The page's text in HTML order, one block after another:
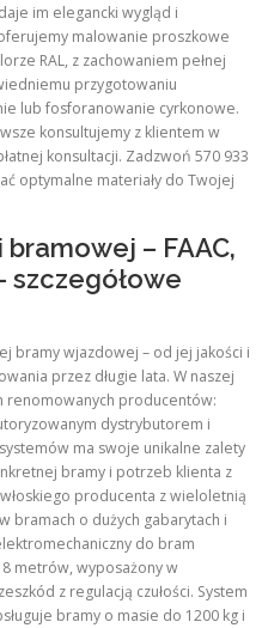
im elegancki wygląd i
malowanie proszkowe
RAL, z zachowaniem pełnej
przygotowaniu
lub fosforanowanie cyrkonowe.
konsultujemy z klientem w
konsultacji. Zadzwoń 570 933
optymalne materiały do Twojej
– FAAC,
szczegółowe
bramy wjazdowej – od jej jakości i
przez długie lata. W naszej
renomowanych producentów:
dystrybutorem i
ma swoje unikalne zalety
bramy i potrzeb klienta z
producenta z wieloletnią
bramach o dużych gabarytach i
do bram
8 metrów, wyposażony w
z regulacją czułości. System
bramy o masie do 1200 kg i